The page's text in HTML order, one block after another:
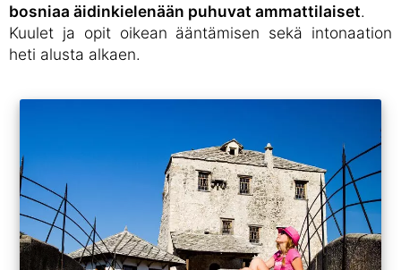
bosniaa äidinkielenään puhuvat ammattilaiset.
Kuulet ja opit oikean ääntämisen sekä intonaation
heti alusta alkaen.